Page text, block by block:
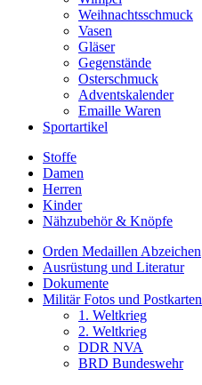
Weihnachtsschmuck
Vasen
Gläser
Gegenstände
Osterschmuck
Adventskalender
Emaille Waren
Sportartikel
Stoffe
Damen
Herren
Kinder
Nähzubehör & Knöpfe
Orden Medaillen Abzeichen
Ausrüstung und Literatur
Dokumente
Militär Fotos und Postkarten
1. Weltkrieg
2. Weltkrieg
DDR NVA
BRD Bundeswehr